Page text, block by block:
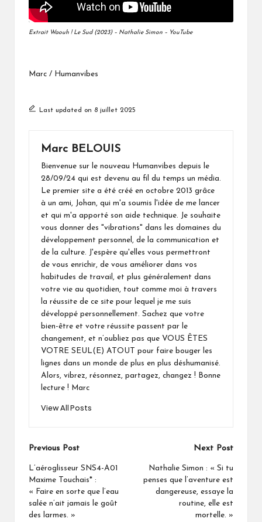
Extrait Waouh ! Le Sud (2023) – Nathalie Simon – YouTube
Marc / Humanvibes
Last updated on 8 juillet 2025
Marc BELOUIS
Bienvenue sur le nouveau Humanvibes depuis le
28/09/24 qui est devenu au fil du temps un média.
Le premier site a été créé en octobre 2013 grâce
à un ami, Johan, qui m'a soumis l'idée de me lancer
et qui m'a apporté son aide technique. Je souhaite
vous donner des "vibrations" dans les domaines du
développement personnel, de la communication et
de la culture. J'espère qu'elles vous permettront
de vous enrichir, de vous améliorer dans vos
habitudes de travail, et plus généralement dans
votre vie au quotidien, tout comme moi à travers
la réussite de ce site pour lequel je me suis
développé personnellement. Sachez que votre
bien-être et votre réussite passent par le
changement, et n’oubliez pas que VOUS ÊTES
VOTRE SEUL(E) ATOUT pour faire bouger les
lignes dans un monde de plus en plus déshumanisé.
Alors, vibrez, résonnez, partagez, changez ! Bonne
lecture ! Marc
View All Posts
Post
navigation
Previous Post
L’aéroglisseur SNS4-A01
Maxime Touchais* :
« Faire en sorte que l’eau
salée n’ait jamais le goût
des larmes. »
Next Post
Nathalie Simon : « Si tu
penses que l’aventure est
dangereuse, essaye la
routine, elle est
mortelle. »